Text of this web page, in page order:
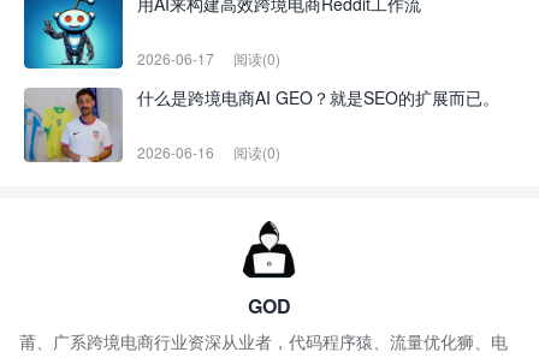
2026-06-17 阅读(0)
什么是跨境电商AI GEO？就是SEO的扩展而已。
2026-06-16 阅读(0)
GOD
莆、广系跨境电商行业资深从业者，代码程序猿、流量优化狮、电